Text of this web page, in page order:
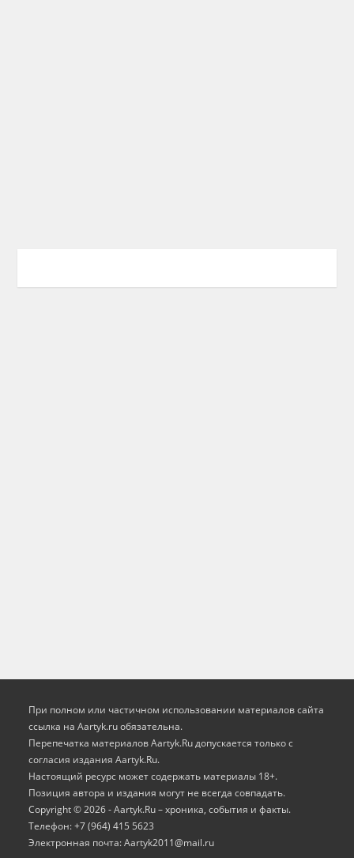
При полном или частичном использовании материалов сайта
ссылка на Aartyk.ru oбязательна.
Перепечатка материалов Aartyk.Ru допускается только с
согласия издания Aartyk.Ru.
Настоящий ресурс может содержать материалы 18+.
Позиция автора и издания могут не всегда совпадать.
Copyright © 2026 - Aartyk.Ru – хроника, события и факты.
Телефон: +7 (964) 415 5623
Электронная почта: Aartyk2011@mail.ru